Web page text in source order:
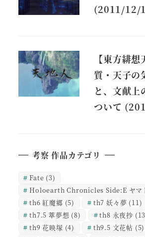
(2011/12/
【東方緋
質・天子の
と、文献上
ついて
考察 作品カテゴリ
Fate (3)
Holoearth Chronicles Side:E ヤマ
th6 紅魔郷 (5) th7 妖々夢 (11)
th7.5 萃夢想 (8) th8 永夜抄
th9 花映塚 (4) th9.5 文花帖 (5)